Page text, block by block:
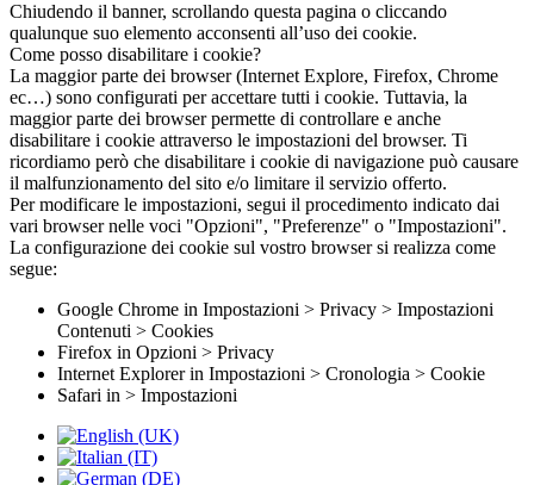
Chiudendo il banner, scrollando questa pagina o cliccando
qualunque suo elemento acconsenti all’uso dei cookie.
Come posso disabilitare i cookie?
La maggior parte dei browser (Internet Explore, Firefox, Chrome
ec…) sono configurati per accettare tutti i cookie. Tuttavia, la
maggior parte dei browser permette di controllare e anche
disabilitare i cookie attraverso le impostazioni del browser. Ti
ricordiamo però che disabilitare i cookie di navigazione può causare
il malfunzionamento del sito e/o limitare il servizio offerto.
Per modificare le impostazioni, segui il procedimento indicato dai
vari browser nelle voci "Opzioni", "Preferenze" o "Impostazioni".
La configurazione dei cookie sul vostro browser si realizza come
segue:
Google Chrome in Impostazioni > Privacy > Impostazioni
Contenuti > Cookies
Firefox in Opzioni > Privacy
Internet Explorer in Impostazioni > Cronologia > Cookie
Safari in > Impostazioni